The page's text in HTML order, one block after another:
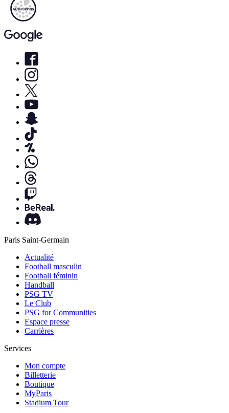
Paris Saint-Germain
Actualité
Football masculin
Football féminin
Handball
PSG TV
Le Club
PSG for Communities
Espace presse
Carrières
Services
Mon compte
Billetterie
Boutique
MyParis
Stadium Tour